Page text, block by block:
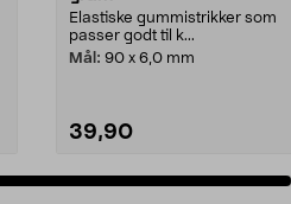
Elastiske gummistrikker som
passer godt til k...
Mål: 90 x 6,0 mm
39,90